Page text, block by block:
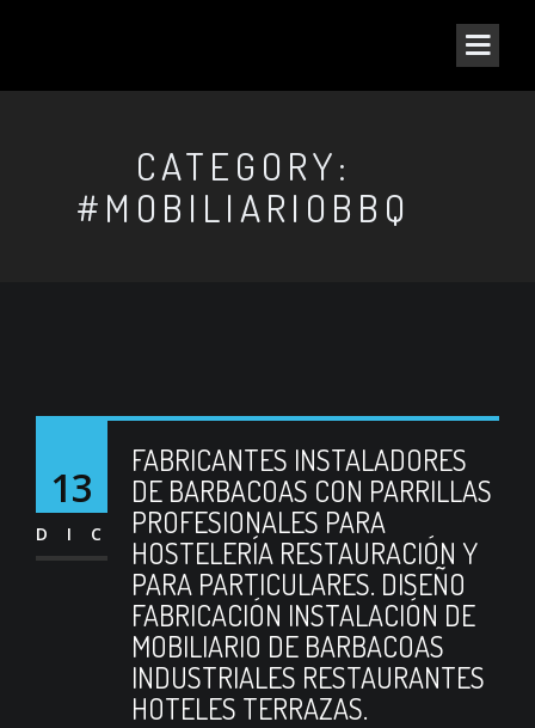
CATEGORY:
#MOBILIARIOBBQ
13
DIC
FABRICANTES INSTALADORES
DE BARBACOAS CON PARRILLAS
PROFESIONALES PARA
HOSTELERÍA RESTAURACIÓN Y
PARA PARTICULARES. DISEÑO
FABRICACIÓN INSTALACIÓN DE
MOBILIARIO DE BARBACOAS
INDUSTRIALES RESTAURANTES
HOTELES TERRAZAS.